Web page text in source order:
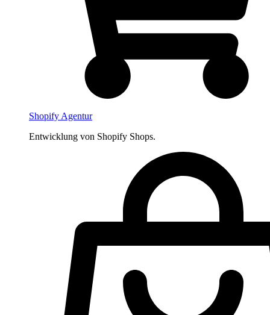
Shopify Agentur
Entwicklung von Shopify Shops.